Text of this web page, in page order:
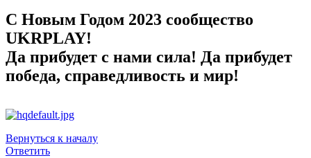
C Новым Годом 2023 сообщество
UKRPLAY!
Да прибудет с нами сила! Да прибудет
победа, справедливость и мир!
Вернуться к началу
Ответить